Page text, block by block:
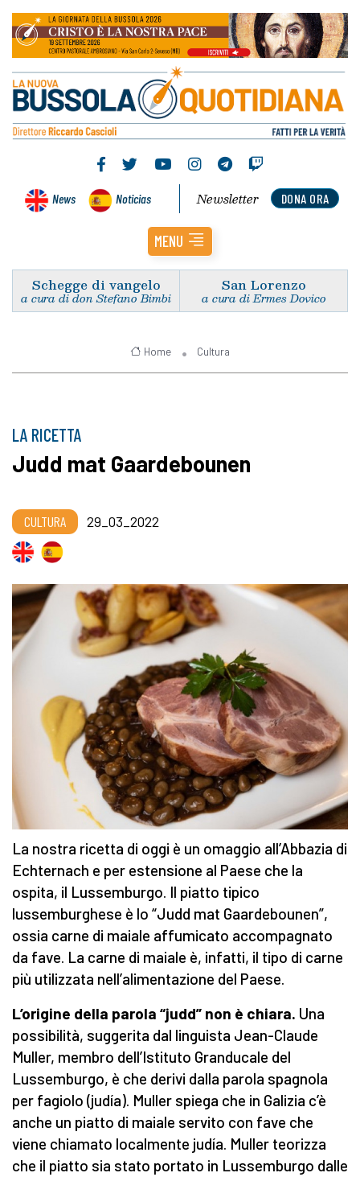
News Noticias DONA ORA
Newsletter
MENU
Schegge di vangelo
a cura di don Stefano Bimbi
San Lorenzo
a cura di Ermes Dovico
Home Cultura
LA RICETTA
Judd mat Gaardebounen
CULTURA 29_03_2022
La nostra ricetta di oggi è un omaggio all’Abbazia di
Echternach e per estensione al Paese che la
ospita, il Lussemburgo. Il piatto tipico
lussemburghese è lo “Judd mat Gaardebounen”,
ossia carne di maiale affumicato accompagnato
da fave. La carne di maiale è, infatti, il tipo di carne
più utilizzata nell’alimentazione del Paese.
L’origine della parola “judd” non è chiara. Una
possibilità, suggerita dal linguista Jean-Claude
Muller, membro dell’Istituto Granducale del
Lussemburgo, è che derivi dalla parola spagnola
per fagiolo (judía). Muller spiega che in Galizia c’è
anche un piatto di maiale servito con fave che
viene chiamato localmente judía. Muller teorizza
che il piatto sia stato portato in Lussemburgo dalle